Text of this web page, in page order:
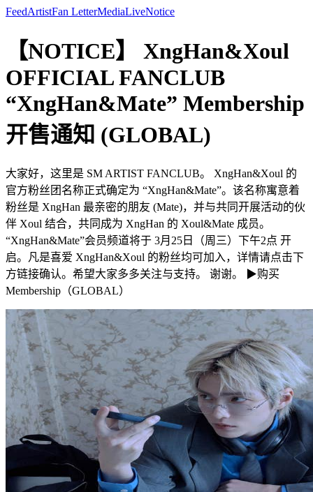
FeedArtistFan LetterMediaLiveNotice
【NOTICE】 XngHan&Xoul
OFFICIAL FANCLUB
“XngHan&Mate” Membership
开售通知 (GLOBAL)
大家好，这里是 SM ARTIST FANCLUB。 XngHan&Xoul 的
官方粉丝团名称正式确定为 “XngHan&Mate”。该名称寓意着
粉丝是 XngHan 最亲密的朋友 (Mate)，并与共同开展活动的伙
伴 Xoul 结合，共同成为 XngHan 的 Xoul&Mate 成员。
“XngHan&Mate”会员频道将于 3月25日（周三）下午2点 开
启。凡是喜爱 XngHan&Xoul 的粉丝均可加入，详情请点击下
方链接确认。希望大家多多关注与支持。 谢谢。 ▶购买
Membership（GLOBAL）